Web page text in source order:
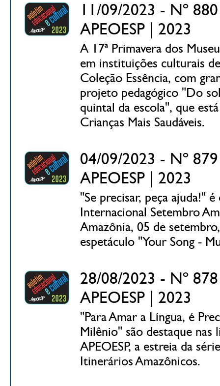
11/09/2023 - Nº
APEOESP | 2023
A 17ª Primavera dos
em instituições culturais
Coleção Essência, com
projeto pedagógico "Do
quintal da escola", que
Crianças Mais Saudáveis.
04/09/2023 - Nº
APEOESP | 2023
"Se precisar, peça ajuda!"
Internacional Setembro
Amazônia, 05 de
espetáculo "Your Song -
28/08/2023 - Nº
APEOESP | 2023
"Para Amar a Língua, é
Milênio" são destaque nas
APEOESP, a estreia da
Itinerários Amazônicos.